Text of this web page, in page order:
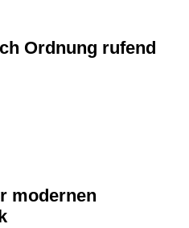
Ordnung rufend
modernen